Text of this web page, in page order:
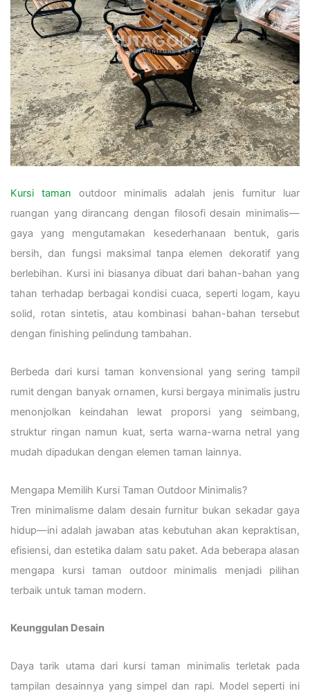
Kursi taman outdoor minimalis adalah jenis furnitur luar
ruangan yang dirancang dengan filosofi desain minimalis—
gaya yang mengutamakan kesederhanaan bentuk, garis
bersih, dan fungsi maksimal tanpa elemen dekoratif yang
berlebihan. Kursi ini biasanya dibuat dari bahan-bahan yang
tahan terhadap berbagai kondisi cuaca, seperti logam, kayu
solid, rotan sintetis, atau kombinasi bahan-bahan tersebut
dengan finishing pelindung tambahan.
Berbeda dari kursi taman konvensional yang sering tampil
rumit dengan banyak ornamen, kursi bergaya minimalis justru
menonjolkan keindahan lewat proporsi yang seimbang,
struktur ringan namun kuat, serta warna-warna netral yang
mudah dipadukan dengan elemen taman lainnya.
Mengapa Memilih Kursi Taman Outdoor Minimalis?
Tren minimalisme dalam desain furnitur bukan sekadar gaya
hidup—ini adalah jawaban atas kebutuhan akan kepraktisan,
efisiensi, dan estetika dalam satu paket. Ada beberapa alasan
mengapa kursi taman outdoor minimalis menjadi pilihan
terbaik untuk taman modern.
Keunggulan Desain
Daya tarik utama dari kursi taman minimalis terletak pada
tampilan desainnya yang simpel dan rapi. Model seperti ini